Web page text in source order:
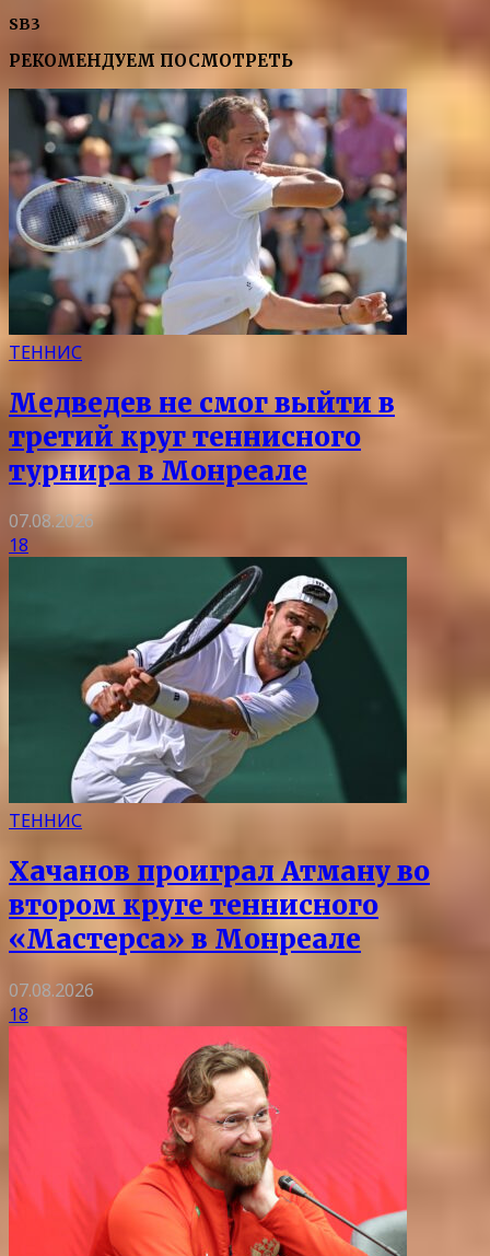
SB3
РЕКОМЕНДУЕМ ПОСМОТРЕТЬ
ТЕННИС
Медведев не смог выйти в
третий круг теннисного
турнира в Монреале
07.08.2026
18
ТЕННИС
Хачанов проиграл Атману во
втором круге теннисного
«Мастерса» в Монреале
07.08.2026
18